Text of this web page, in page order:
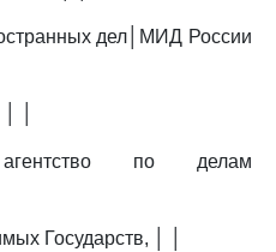
дел│МИД России
│
агентство по делам
Государств, │ │